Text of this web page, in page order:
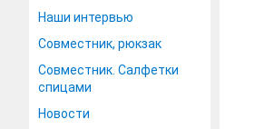
Наши интервью
Совместник, рюкзак
Совместник. Салфетки
спицами
Новости